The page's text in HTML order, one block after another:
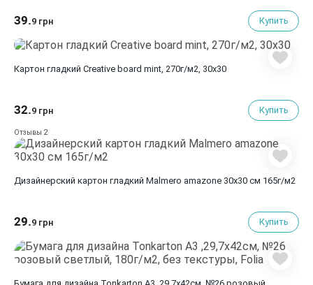
39.9 грн Купить
Картон гладкий Creative board mint, 270г/м2, 30х30
32.9 грн Купить
Отзывы 2
Дизайнерский картон гладкий Malmero amazone 30х30 см 165г/м2
29.9 грн Купить